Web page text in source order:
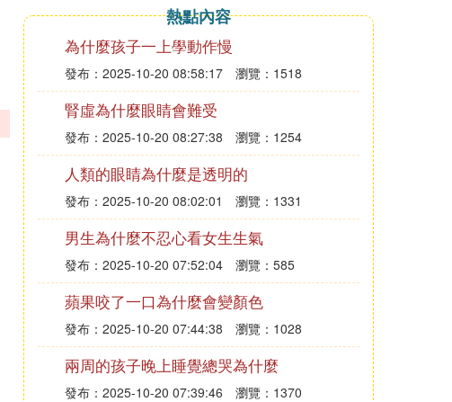
熱點內容
為什麼孩子一上學動作慢
發布：2025-10-20 08:58:17 瀏覽：1518
腎虛為什麼眼睛會難受
發布：2025-10-20 08:27:38 瀏覽：1254
人類的眼睛為什麼是透明的
發布：2025-10-20 08:02:01 瀏覽：1331
男生為什麼不忍心看女生生氣
發布：2025-10-20 07:52:04 瀏覽：585
蘋果咬了一口為什麼會變顏色
發布：2025-10-20 07:44:38 瀏覽：1028
兩周的孩子晚上睡覺總哭為什麼
發布：2025-10-20 07:39:46 瀏覽：1370